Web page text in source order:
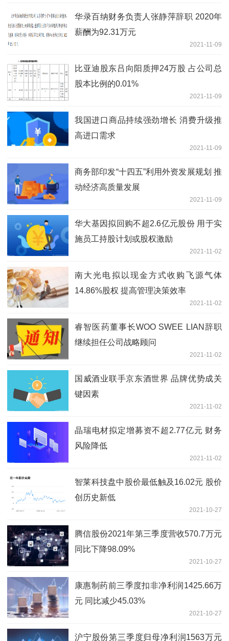
华录百纳财务负责人张静萍辞职 2020年
薪酬为92.31万元
2021-11-09
比亚迪股东吕向阳质押24万股 占公司总
股本比例的0.01%
2021-11-09
我国进口商品持续强劲增长 消费升级推
高进口需求
2021-11-09
商务部印发“十四五”利用外资发展规划 推
动经济高质量发展
2021-11-09
华大基因拟回购不超2.6亿元股份 用于实
施员工持股计划或股权激励
2021-11-02
南大光电拟以现金方式收购飞源气体
14.86%股权 提高管理决策效率
2021-11-02
睿智医药董事长WOO SWEE LIAN辞职
继续担任公司战略顾问
2021-11-02
国威酒业联手京东酒世界 品牌优势成关
键因素
2021-11-02
晶瑞电材拟定增募资不超2.77亿元 财务
风险降低
2021-11-02
智莱科技盘中股价最低触及16.02元 股价
创历史新低
2021-10-27
腾信股份2021年第三季度营收570.7万元
同比下降98.09%
2021-10-27
康惠制药前三季度扣非净利润1425.66万
元 同比减少45.03%
2021-10-27
沪宁股份第三季度归母净利润1563万元